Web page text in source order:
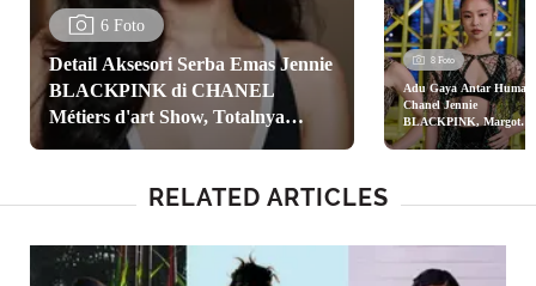
6 Foto
Detail Aksesori Serba Emas Jennie
BLACKPINK di CHANEL
Métiers d'art Show, Totalnya
Tembus Ratusan Juta
8 Foto
Adu Gaya Antar Human
Chanel Jennie
BLACKPINK, Margot
Robbie hingga Lily-Rose
RELATED ARTICLES